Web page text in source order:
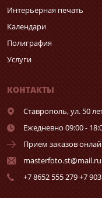
Интерьерная печать
Календари
Полиграфия
Услуги
КОНТАКТЫ
Ставрополь,ул. 50
Ежедневно 09:00 -
Прием заказов
masterfoto.st@mail.ru
+7 8652 555 279 +7